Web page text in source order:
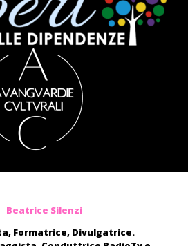
Beatrice Silenzi
Formatrice, Divulgatrice.